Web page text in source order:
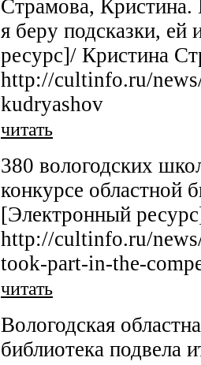
Страмова,
я беру подсказки,
ресурс]/ Кристина
http://cultinfo.ru/
kudryashov
читать
380 вологодских
конкурсе областной
[Электронный
http://cultinfo.ru/
took-part-in-the-
читать
Вологодская
библиотека подвела